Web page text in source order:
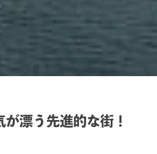
が漂う先進的な街！